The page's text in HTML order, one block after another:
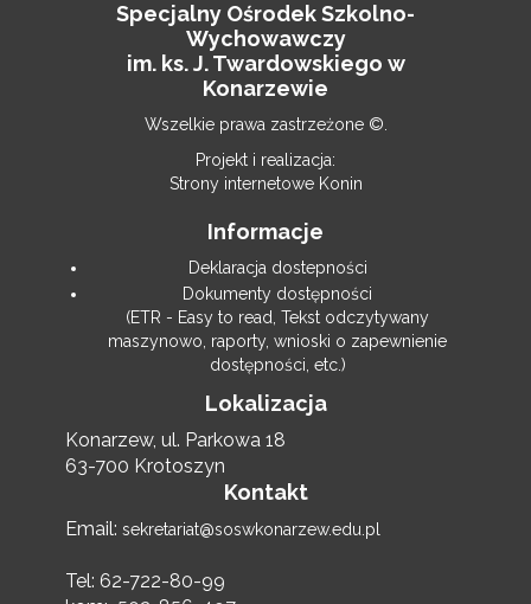
Specjalny Ośrodek Szkolno-
Wychowawczy
im. ks. J. Twardowskiego w
Konarzewie
Wszelkie prawa zastrzeżone ©.
Projekt i realizacja:
Strony internetowe Konin
Informacje
Deklaracja dostepności
Dokumenty dostępności
(ETR - Easy to read, Tekst odczytywany
maszynowo, raporty, wnioski o zapewnienie
dostępności, etc.)
Lokalizacja
Konarzew, ul. Parkowa 18
63-700 Krotoszyn
Kontakt
Email: sekretariat@soswkonarzew.edu.pl
Tel: 62-722-80-99